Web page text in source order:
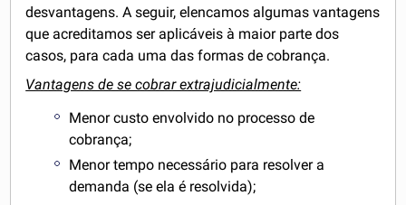
desvantagens. A seguir, elencamos algumas vantagens
que acreditamos ser aplicáveis à maior parte dos
casos, para cada uma das formas de cobrança.
Vantagens de se cobrar extrajudicialmente:
Menor custo envolvido no processo de
cobrança;
Menor tempo necessário para resolver a
demanda (se ela é resolvida);